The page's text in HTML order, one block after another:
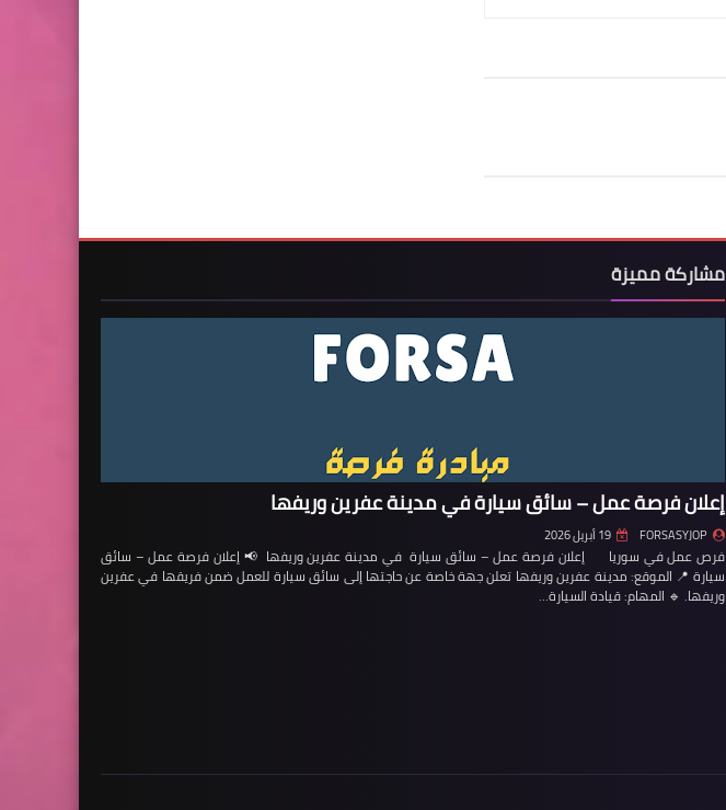
مشاركة مميزة
إعلان فرصة عمل – سائق سيارة في مدينة عفرين وريفها
FORSASYJOP 19 أبريل 2026
فرص عمل في سوريا إعلان فرصة عمل – سائق سيارة في مدينة عفرين وريفها 📢 إعلان فرصة عمل – سائق
سيارة 📍 الموقع: مدينة عفرين وريفها تعلن جهة خاصة عن حاجتها إلى سائق سيارة للعمل ضمن فريقها في عفرين
وريفها. 🔹 المهام: قيادة السيارة…